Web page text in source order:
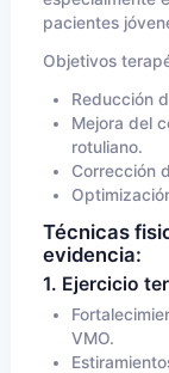
pacientes
Objetivos
Reducción
Mejora del
rotuliano.
Corrección
Técnicas
evidencia:
1. Ejercicio
VMO.